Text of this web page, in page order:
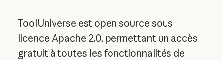
ToolUniverse est open source sous
licence Apache 2.0, permettant un accès
gratuit à toutes les fonctionnalités de